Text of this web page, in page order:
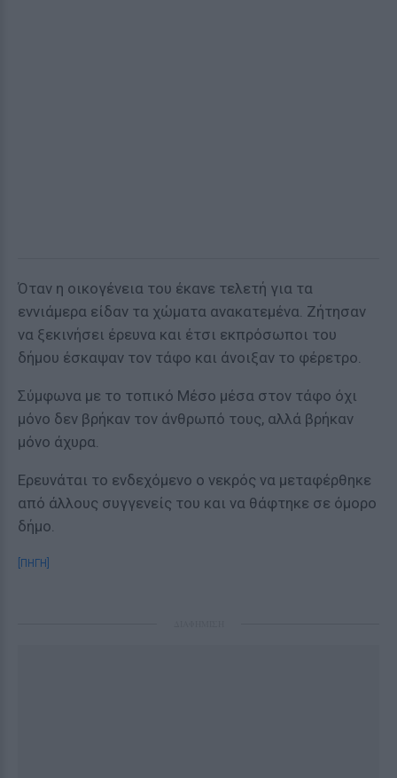
Όταν η οικογένεια του έκανε τελετή για τα
εννιάμερα είδαν τα χώματα ανακατεμένα. Ζήτησαν
να ξεκινήσει έρευνα και έτσι εκπρόσωποι του
δήμου έσκαψαν τον τάφο και άνοιξαν το φέρετρο.
Σύμφωνα με το τοπικό Μέσο μέσα στον τάφο όχι
μόνο δεν βρήκαν τον άνθρωπό τους, αλλά βρήκαν
μόνο άχυρα.
Ερευνάται το ενδεχόμενο ο νεκρός να μεταφέρθηκε
από άλλους συγγενείς του και να θάφτηκε σε όμορο
δήμο.
[ΠΗΓΗ]